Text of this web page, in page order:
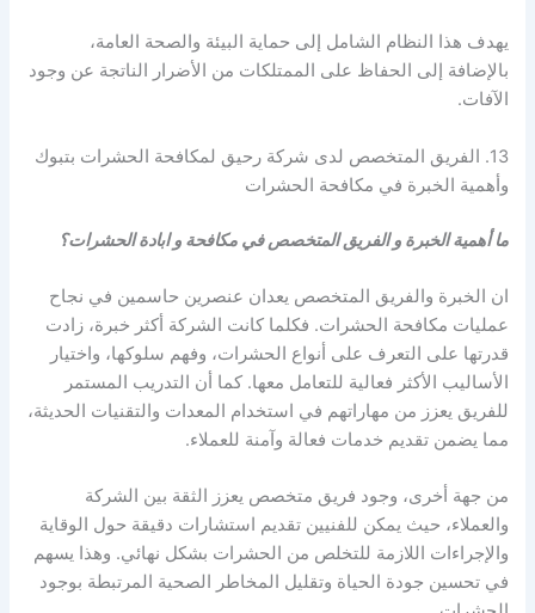
يهدف هذا النظام الشامل إلى حماية البيئة والصحة العامة،
بالإضافة إلى الحفاظ على الممتلكات من الأضرار الناتجة عن وجود
الآفات.
13. الفريق المتخصص لدى شركة رحيق لمكافحة الحشرات بتبوك
وأهمية الخبرة في مكافحة الحشرات
ما أهمية الخبرة و الفريق المتخصص في مكافحة و ابادة الحشرات؟
ان الخبرة والفريق المتخصص يعدان عنصرين حاسمين في نجاح
عمليات مكافحة الحشرات. فكلما كانت الشركة أكثر خبرة، زادت
قدرتها على التعرف على أنواع الحشرات، وفهم سلوكها، واختيار
الأساليب الأكثر فعالية للتعامل معها. كما أن التدريب المستمر
للفريق يعزز من مهاراتهم في استخدام المعدات والتقنيات الحديثة،
مما يضمن تقديم خدمات فعالة وآمنة للعملاء.
من جهة أخرى، وجود فريق متخصص يعزز الثقة بين الشركة
والعملاء، حيث يمكن للفنيين تقديم استشارات دقيقة حول الوقاية
والإجراءات اللازمة للتخلص من الحشرات بشكل نهائي. وهذا يسهم
في تحسين جودة الحياة وتقليل المخاطر الصحية المرتبطة بوجود